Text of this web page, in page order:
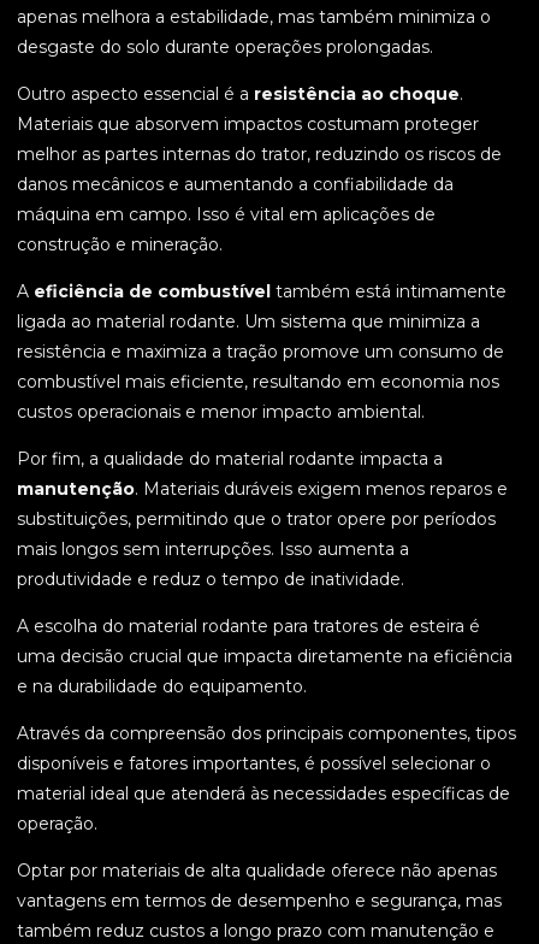
apenas melhora a estabilidade, mas também minimiza o
desgaste do solo durante operações prolongadas.
Outro aspecto essencial é a resistência ao choque.
Materiais que absorvem impactos costumam proteger
melhor as partes internas do trator, reduzindo os riscos de
danos mecânicos e aumentando a confiabilidade da
máquina em campo. Isso é vital em aplicações de
construção e mineração.
A eficiência de combustível também está intimamente
ligada ao material rodante. Um sistema que minimiza a
resistência e maximiza a tração promove um consumo de
combustível mais eficiente, resultando em economia nos
custos operacionais e menor impacto ambiental.
Por fim, a qualidade do material rodante impacta a
manutenção. Materiais duráveis exigem menos reparos e
substituições, permitindo que o trator opere por períodos
mais longos sem interrupções. Isso aumenta a
produtividade e reduz o tempo de inatividade.
A escolha do material rodante para tratores de esteira é
uma decisão crucial que impacta diretamente na eficiência
e na durabilidade do equipamento.
Através da compreensão dos principais componentes, tipos
disponíveis e fatores importantes, é possível selecionar o
material ideal que atenderá às necessidades específicas de
operação.
Optar por materiais de alta qualidade oferece não apenas
vantagens em termos de desempenho e segurança, mas
também reduz custos a longo prazo com manutenção e